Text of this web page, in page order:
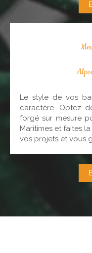
Le style de vos
caractère. Optez
forgé sur mesure
Maritimes et faites
vos projets et vous